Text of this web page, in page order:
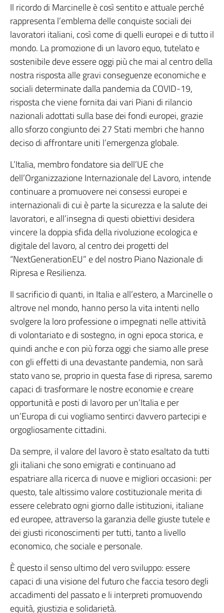
Il ricordo di Marcinelle è così sentito e attuale perché
rappresenta l’emblema delle conquiste sociali dei
lavoratori italiani, così come di quelli europei e di tutto il
mondo. La promozione di un lavoro equo, tutelato e
sostenibile deve essere oggi più che mai al centro della
nostra risposta alle gravi conseguenze economiche e
sociali determinate dalla pandemia da COVID-19,
risposta che viene fornita dai vari Piani di rilancio
nazionali adottati sulla base dei fondi europei, grazie
allo sforzo congiunto dei 27 Stati membri che hanno
deciso di affrontare uniti l’emergenza globale.
L’Italia, membro fondatore sia dell’UE che
dell’Organizzazione Internazionale del Lavoro, intende
continuare a promuovere nei consessi europei e
internazionali di cui è parte la sicurezza e la salute dei
lavoratori, e all’insegna di questi obiettivi desidera
vincere la doppia sfida della rivoluzione ecologica e
digitale del lavoro, al centro dei progetti del
“NextGenerationEU” e del nostro Piano Nazionale di
Ripresa e Resilienza.
Il sacrificio di quanti, in Italia e all’estero, a Marcinelle o
altrove nel mondo, hanno perso la vita intenti nello
svolgere la loro professione o impegnati nelle attività
di volontariato e di sostegno, in ogni epoca storica, e
quindi anche e con più forza oggi che siamo alle prese
con gli effetti di una devastante pandemia, non sarà
stato vano se, proprio in questa fase di ripresa, saremo
capaci di trasformare le nostre economie e creare
opportunità e posti di lavoro per un’Italia e per
un’Europa di cui vogliamo sentirci davvero partecipi e
orgogliosamente cittadini.
Da sempre, il valore del lavoro è stato esaltato da tutti
gli italiani che sono emigrati e continuano ad
espatriare alla ricerca di nuove e migliori occasioni: per
questo, tale altissimo valore costituzionale merita di
essere celebrato ogni giorno dalle istituzioni, italiane
ed europee, attraverso la garanzia delle giuste tutele e
dei giusti riconoscimenti per tutti, tanto a livello
economico, che sociale e personale.
È questo il senso ultimo del vero sviluppo: essere
capaci di una visione del futuro che faccia tesoro degli
accadimenti del passato e li interpreti promuovendo
equità, giustizia e solidarietà.